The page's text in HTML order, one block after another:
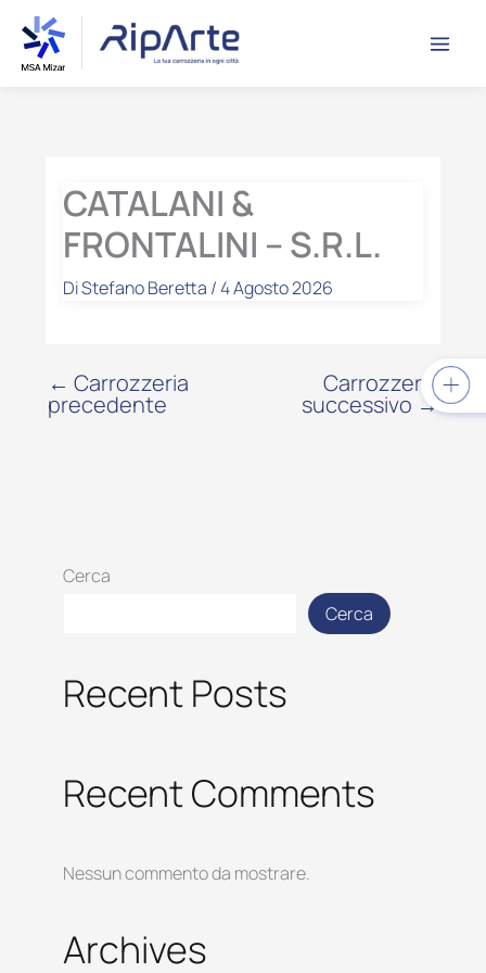
contenuto
contenuto
CATALANI &
FRONTALINI – S.R.L.
DiStefano Beretta /4 Agosto 2026
← Carrozzeria
precedente
Carrozzeria
successivo →
Cerca
Cerca
Recent Posts
Recent Comments
Nessun commento da mostrare.
Archives